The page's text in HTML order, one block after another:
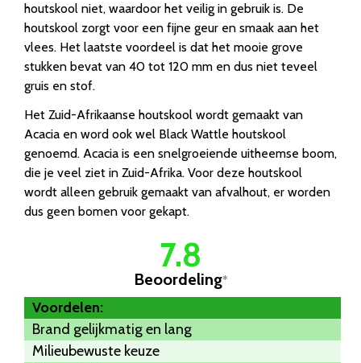
houtskool niet, waardoor het veilig in gebruik is. De
houtskool zorgt voor een fijne geur en smaak aan het
vlees. Het laatste voordeel is dat het mooie grove
stukken bevat van 40 tot 120 mm en dus niet teveel
gruis en stof.
Het Zuid-Afrikaanse houtskool wordt gemaakt van
Acacia en word ook wel Black Wattle houtskool
genoemd. Acacia is een snelgroeiende uitheemse boom,
die je veel ziet in Zuid-Afrika. Voor deze houtskool
wordt alleen gebruik gemaakt van afvalhout, er worden
dus geen bomen voor gekapt.
7.8
Beoordeling*
Voordelen:
Brand gelijkmatig en lang
Milieubewuste keuze